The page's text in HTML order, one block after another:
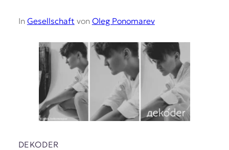
In Gesellschaft von Oleg Ponomarev
DEKODER